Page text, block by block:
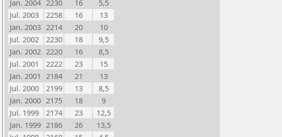
Jan. 2004 2230 16
5,5
Jul. 2003
2258 16
13
Jan. 2003 2214 20
10
Jul. 2002
2230 18
9,5
Jan. 2002 2220 16
8,5
Jul. 2001
2222 23
15
Jan. 2001 2184 21
13
Jul. 2000
2199 13
8,5
Jan. 2000 2175 18
9
Jul. 1999
2174 23
12,5
Jan. 1999 2186 26
13,5